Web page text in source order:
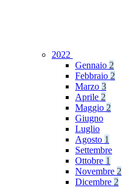
2022
Gennaio 2
Febbraio 2
Marzo 3
Aprile 2
Maggio 2
Giugno
Luglio
Agosto 1
Settembre
Ottobre 1
Novembre 2
Dicembre 2